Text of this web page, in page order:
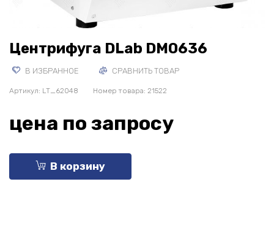
Центрифуга DLab DM0636
В ИЗБРАННОЕ СРАВНИТЬ ТОВАР
Артикул: LT_62048 Номер товара: 21522
цена по запросу
В корзину